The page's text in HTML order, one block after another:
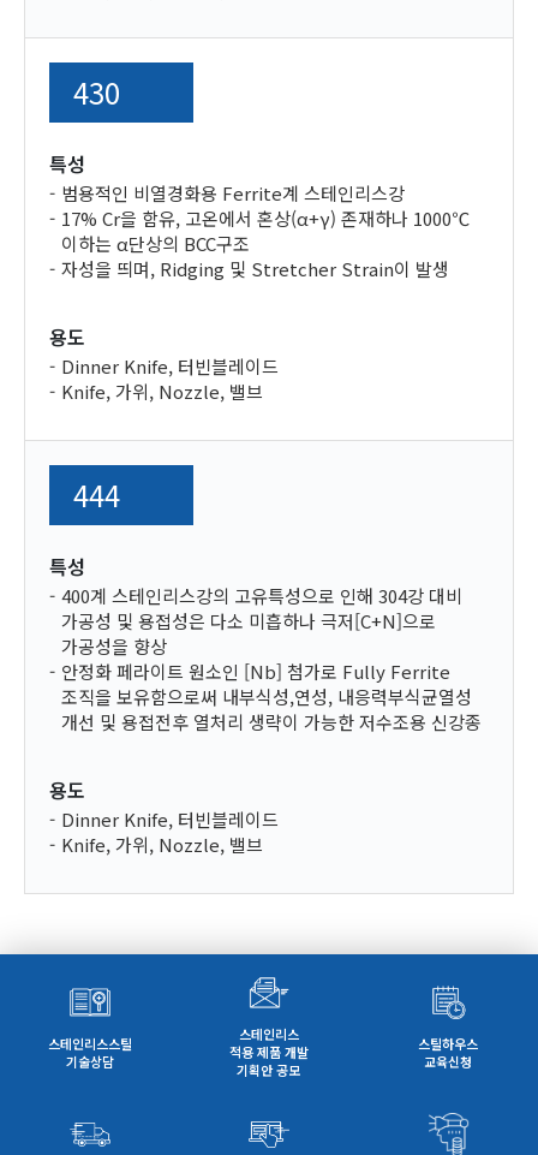
430
특성
범용적인 비열경화용 Ferrite계 스테인리스강
17% Cr을 함유, 고온에서 혼상(α+γ) 존재하나 1000℃
이하는 α단상의 BCC구조
자성을 띄며, Ridging 및 Stretcher Strain이 발생
용도
Dinner Knife, 터빈블레이드
Knife, 가위, Nozzle, 밸브
444
특성
400계 스테인리스강의 고유특성으로 인해 304강 대비
가공성 및 용접성은 다소 미흡하나 극저[C+N]으로
가공성을 향상
안정화 페라이트 원소인 [Nb] 첨가로 Fully Ferrite
조직을 보유함으로써 내부식성,연성, 내응력부식균열성
개선 및 용접전후 열처리 생략이 가능한 저수조용 신강종
용도
Dinner Knife, 터빈블레이드
Knife, 가위, Nozzle, 밸브
스테인리스스틸
기술상담
스테인리스
적용 제품 개발
기획안 공모
스틸하우스
교육신청